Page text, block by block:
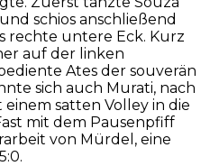
schios anschließend
rechte untere Eck. Kurz
auf der linken
Ates der souverän
sich auch Murati, nach
satten Volley in die
mit dem Pausenpfiff
von Mürdel, eine